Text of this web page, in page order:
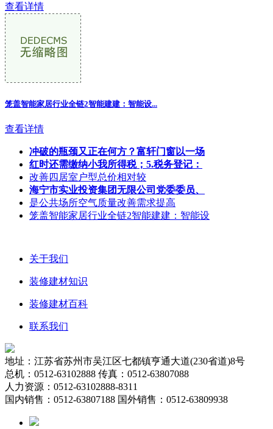
查看详情
笼盖智能家居行业全链2智能建建：智能设...
查看详情
冲破的瓶颈又正在何方？富轩门窗以一场
红时还需缴纳小我所得税；5.税务登记：
改善四居室户型总价相对较
海宁市实业投资集团无限公司党委委员、
是公共场所空气质量改善需求提高
笼盖智能家居行业全链2智能建建：智能设
关于我们
装修建材知识
装修建材百科
联系我们
地址：江苏省苏州市吴江区七都镇亨通大道(230省道)8号
总机：0512-63102888 传真：0512-63807088
人力资源：0512-63102888-8311
国内销售：0512-63807188 国外销售：0512-63809938